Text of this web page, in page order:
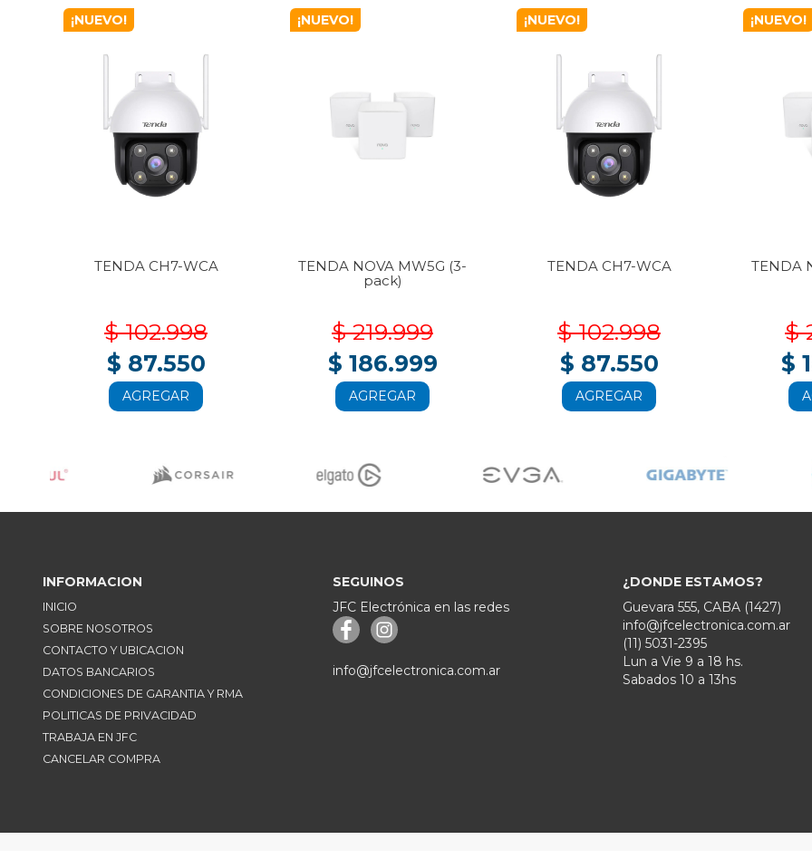
¡NUEVO!
TENDA CH7-WCA
$ 102.998
$ 87.550
AGREGAR
¡NUEVO!
TENDA NOVA MW5G (3-
pack)
$ 219.999
$ 186.999
AGREGAR
¡NUEVO!
TENDA CH7-WCA
$ 102.998
$ 87.550
AGREGAR
¡NUEVO!
TENDA
$
$
INFORMACION
INICIO
SOBRE NOSOTROS
CONTACTO Y UBICACION
DATOS BANCARIOS
CONDICIONES DE GARANTIA Y RMA
POLITICAS DE PRIVACIDAD
TRABAJA EN JFC
CANCELAR COMPRA
SEGUINOS
JFC Electrónica en las redes
info@jfcelectronica.com.ar
¿DONDE ESTAMOS?
Guevara 555, CABA (1427)
info@jfcelectronica.com.ar
(11) 5031-2395
Lun a Vie 9 a 18 hs.
Sabados 10 a 13hs